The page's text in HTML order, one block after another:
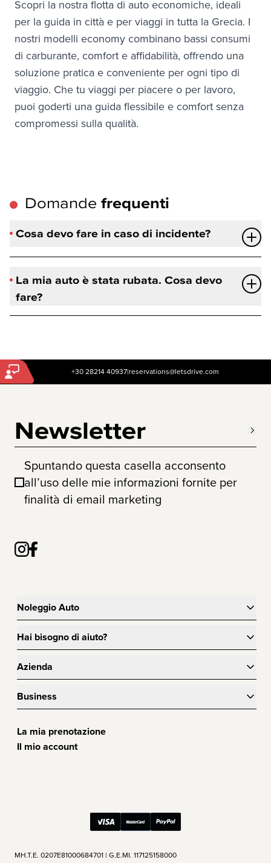
Scopri la nostra flotta di auto economiche, ideali
per la guida in città e per viaggi in tutta la Grecia. I
nostri modelli economy combinano bassi consumi
di carburante, comfort e affidabilità, offrendo una
soluzione pratica e conveniente per ogni tipo di
viaggio. Che tu viaggi per piacere o per lavoro,
puoi goderti una guida flessibile e comfort senza
compromessi sulla qualità.
Domande frequenti
Cosa devo fare in caso di incidente?
La mia auto è stata rubata. Cosa devo
fare?
+30 28214 40937|reservations@letsdrive.com
Newsletter
Spuntando questa casella acconsento
all’uso delle mie informazioni fornite per
finalità di email marketing
Noleggio Auto
Hai bisogno di aiuto?
Azienda
Business
La mia prenotazione
Il mio account
ΜΗ.Τ.Ε. 0207Ε81000684701 | G.E.MI. 117125158000